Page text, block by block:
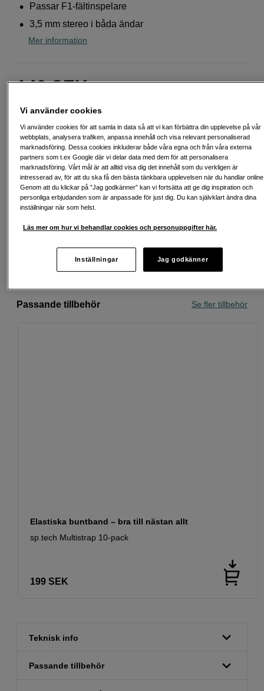
Passar F1-fältinspelare
3,5 mm stereo i båda ändar
Mer information
149 SEK
Lägg i kundvagn
Fri frakt vid köp över 1 500 kronor
Köp nu och betala inom 30 dagar
Personlig service och expertrådgivning
Passande tillbehör Se fler tillbehör
Elastiska buntband – bra till nästan allt
sp.tech Multistrap 10-pack
199 SEK
Teknisk info
Passande tillbehör
Vi använder cookies
Vi använder cookies för att samla in data så att vi kan förbättra din upplevelse på vår
webbplats, analysera trafiken, anpassa innehåll och visa relevant personaliserad
marknadsföring. Dessa cookies inkluderar både våra egna och från våra externa
partners som t.ex Google där vi delar data med dem för att personalisera
marknadsföring. Vårt mål är att alltid visa dig det innehåll som du verkligen är
intresserad av, för att du ska få den bästa tänkbara upplevelsen när du handlar
Genom att du klickar på ”Jag godkänner” kan vi fortsätta att ge dig inspiration och
personliga erbjudanden som är anpassade för just dig. Du kan självklart ändra dina
inställningar när som helst.
Läs mer om hur vi behandlar cookies och personuppgifter här.
Inställningar Jag godkänner